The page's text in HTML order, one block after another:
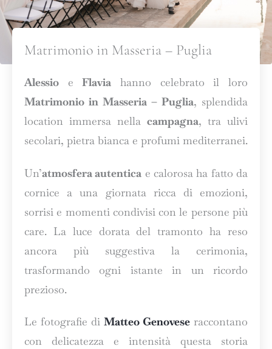
Matrimonio in Masseria – Puglia
Alessio eFlavia hanno celebrato il loro
Matrimonio in Masseria – Puglia, splendida
location immersa nella campagna, tra ulivi
secolari, pietra bianca e profumi mediterranei.
Un’atmosfera autentica e calorosa ha fatto da
cornice a una giornata ricca di emozioni,
sorrisi e momenti condivisi con le persone più
care. La luce dorata del tramonto ha reso
ancora più suggestiva la cerimonia,
trasformando ogni istante in un ricordo
prezioso.
Le fotografie di Matteo Genovese raccontano
con delicatezza e intensità questa storia